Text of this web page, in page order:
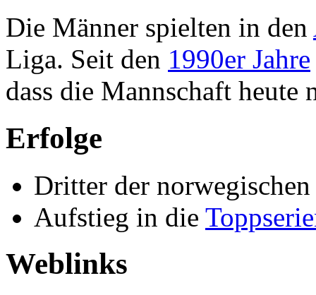
Die Männer spielten in den
Liga. Seit den 1990er Jahre
dass die Mannschaft
Erfolge
Dritter der
Aufstieg in die
Weblinks